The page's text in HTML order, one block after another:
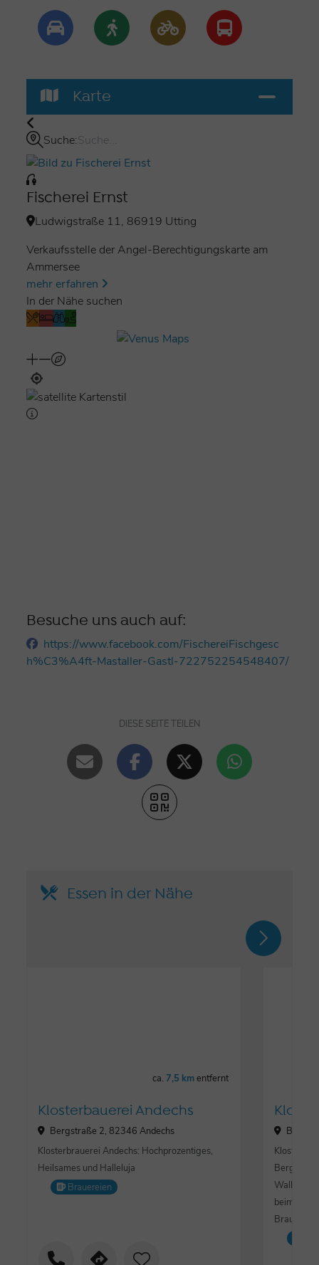
Karte
Suche:
Fischerei Ernst
Ludwigstraße 11, 86919 Utting
Verkaufsstelle der Angel-Berechtigungskarte am
Ammersee
mehr erfahren
In der Nähe suchen
Besuche uns auch auf:
https://www.facebook.com/FischereiFischgesc
h%C3%A4ft-Mastaller-Gastl-722752254548407/
DIESE SEITE TEILEN
Essen in der Nähe
ca. 7,5 kmentfernt
Klosterbauerei Andechs
Bergstraße 2, 82346 Andechs
Klosterbrauerei Andechs: Hochprozentiges,
Heilsames und Halleluja
Brauereien
Kloster
Berg"
beim
Brauerei.